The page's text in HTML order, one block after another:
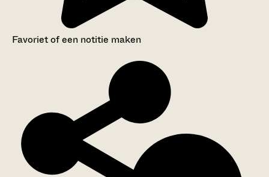
Favoriet of een notitie maken